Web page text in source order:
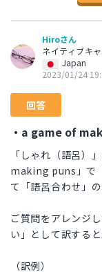
Hiroさん
ネイティブキ
Japan
2023/01/24
回答
・a game of
「しゃれ（語呂
making puns」で
て「語呂合わせ」
ご質問をアレンジ
い」として訳する
（訳例）